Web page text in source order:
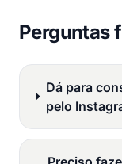
Perguntas
Dá para
pelo